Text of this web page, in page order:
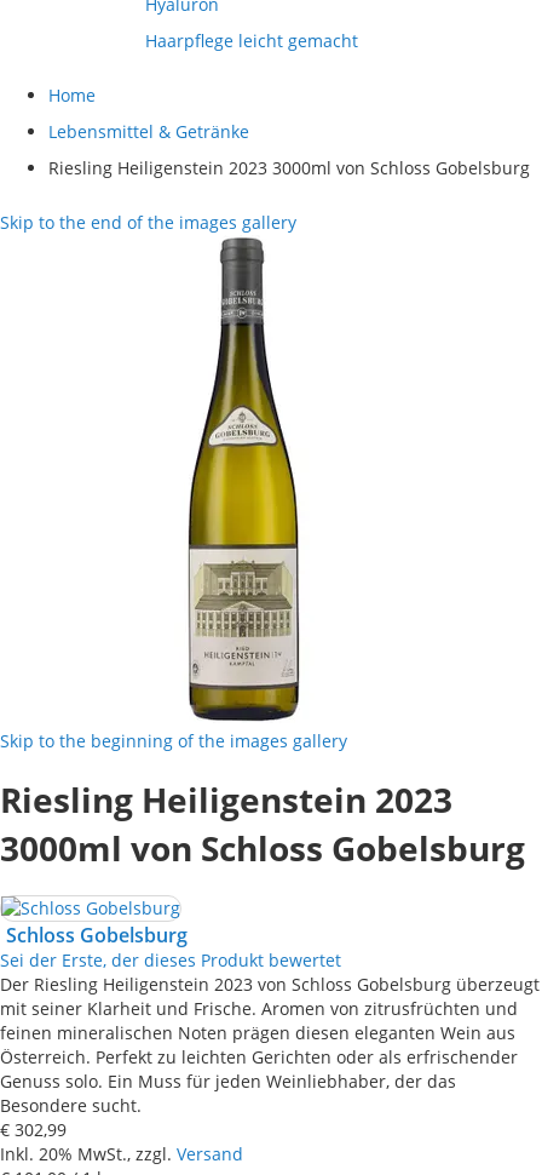
Haarpflege leicht gemacht
Home
Lebensmittel & Getränke
Riesling Heiligenstein 2023 3000ml von Schloss Gobelsburg
Skip to the end of the images gallery
Skip to the beginning of the images gallery
Riesling Heiligenstein 2023
3000ml von Schloss Gobelsburg
Schloss Gobelsburg
Sei der Erste, der dieses Produkt bewertet
Der Riesling Heiligenstein 2023 von Schloss Gobelsburg überzeugt
mit seiner Klarheit und Frische. Aromen von zitrusfrüchten und
feinen mineralischen Noten prägen diesen eleganten Wein aus
Österreich. Perfekt zu leichten Gerichten oder als erfrischender
Genuss solo. Ein Muss für jeden Weinliebhaber, der das
Besondere sucht.
€ 302,99
Inkl. 20% MwSt., zzgl. Versand